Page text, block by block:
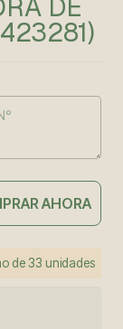
DE
AHORA
de 33 unidades